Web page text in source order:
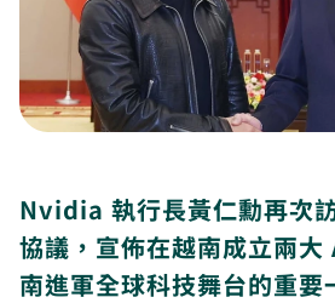
Nvidia 執行長黃仁勳再次
協議，宣佈在越南成立兩
南進軍全球科技舞台的重要